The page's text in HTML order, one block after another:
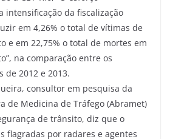
intensificação da fiscalização
em 4,26% o total de vítimas de
e em 22,75% o total de mortes em
na comparação entre os
de 2012 e 2013.
consultor em pesquisa da
de Medicina de Tráfego (Abramet)
de trânsito, diz que o
flagradas por radares e agentes